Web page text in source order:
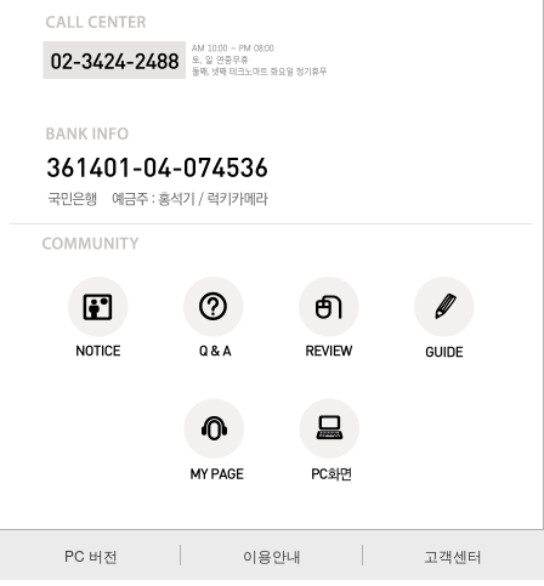
PC 버전 이용안내 고객센터